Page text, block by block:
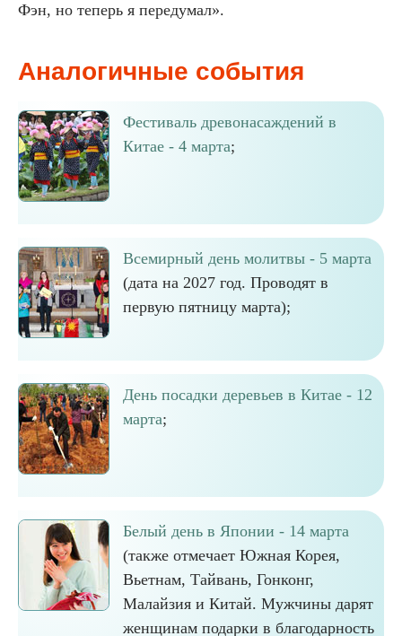
Фэн, но теперь я передумал».
Аналогичные события
Фестиваль древонасаждений в
Китае - 4 марта;
Всемирный день молитвы - 5 марта
(дата на 2027 год. Проводят в
первую пятницу марта);
День посадки деревьев в Китае - 12
марта;
Белый день в Японии - 14 марта
(также отмечает Южная Корея,
Вьетнам, Тайвань, Гонконг,
Малайзия и Китай. Мужчины дарят
женщинам подарки в благодарность